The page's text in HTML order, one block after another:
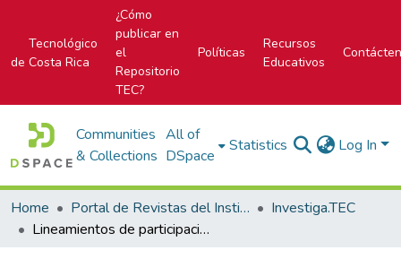
Tecnológico
de Costa Rica
¿Cómo
publicar en
el
Repositorio
TEC?
Políticas
Recursos
Educativos
Communities
& Collections
All of
DSpace
Statistics Log In
Home Portal de Revistas del Instituto Tecnológico de Costa Rica
Investiga.TEC
Lineamientos de participación como un mecanismo de apertura a toda la academia universitaria en el 2014 (una propuesta en marcha)